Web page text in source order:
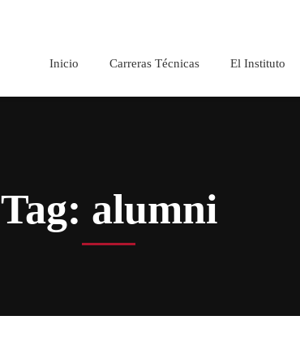
Inicio Carreras Técnicas El Instituto
Tag: alumni